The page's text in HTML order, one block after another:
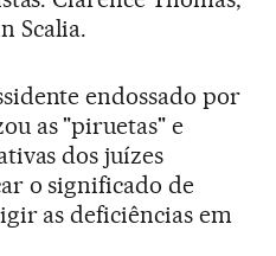
Scalia.
endossado por
as "piruetas" e
dos juízes
o significado de
as deficiências em